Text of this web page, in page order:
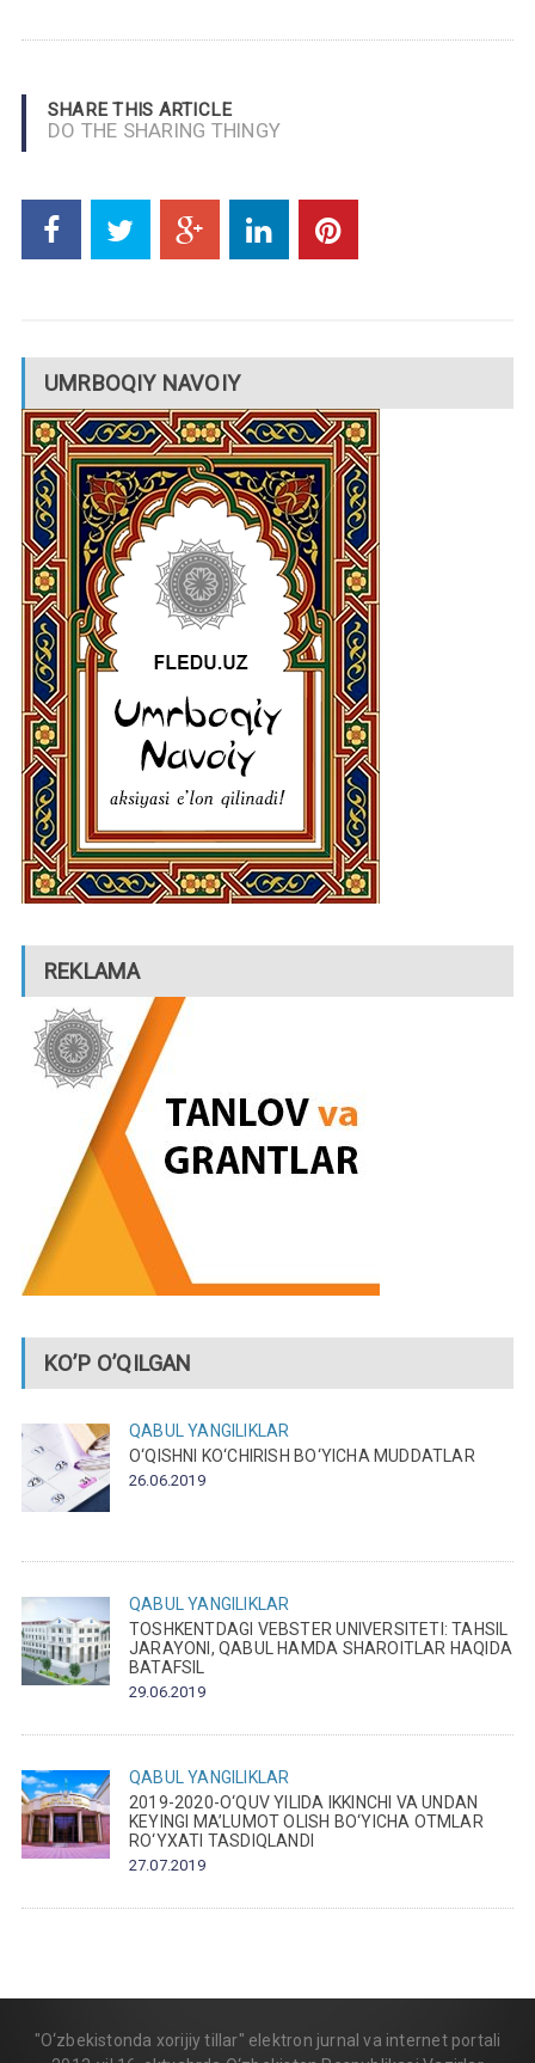
SHARE THIS ARTICLE
DO THE SHARING THINGY
UMRBOQIY NAVOIY
REKLAMA
KO’P O’QILGAN
QABUL YANGILIKLAR
O‘QISHNI KO‘CHIRISH BO‘YICHA MUDDATLAR
26.06.2019
QABUL YANGILIKLAR
TOSHKENTDAGI VEBSTER UNIVERSITETI: TAHSIL
JARAYONI, QABUL HAMDA SHAROITLAR HAQIDA
BATAFSIL
29.06.2019
QABUL YANGILIKLAR
2019-2020-O‘QUV YILIDA IKKINCHI VA UNDAN
KEYINGI MA’LUMOT OLISH BO‘YICHA OTMLAR
RO‘YXATI TASDIQLANDI
27.07.2019
"O‘zbekistonda xorijiy tillar" elektron jurnal va internet portali